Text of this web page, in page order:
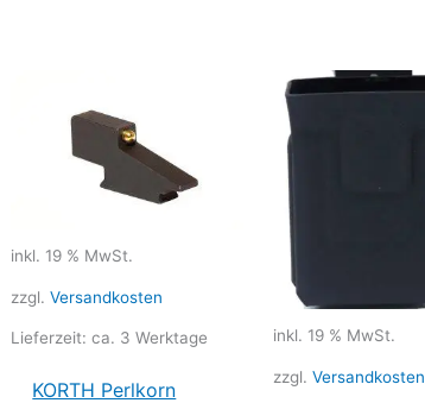
inkl. 19 % MwSt.
zzgl.Versandkosten
Lieferzeit:ca. 3 Werktage
KORTH Perlkorn
inkl. 19 % MwSt.
zzgl. Versandkosten